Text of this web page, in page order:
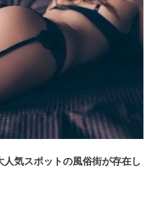
気スポットの風俗街が存在し